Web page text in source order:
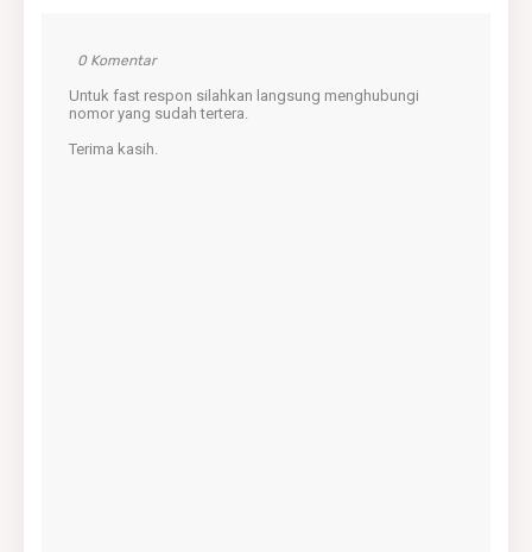
0 Komentar
Untuk fast respon silahkan langsung menghubungi
nomor yang sudah tertera.
Terima kasih.